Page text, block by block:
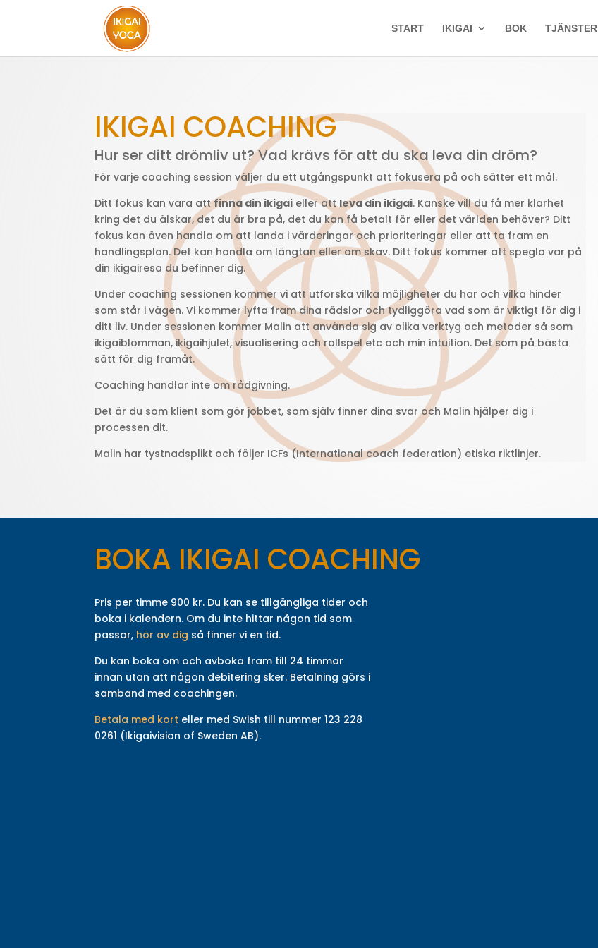
START IKIGAI BOK TJÄNSTER
IKIGAI COACHING
Hur ser ditt drömliv ut? Vad krävs för att du ska leva din dröm?
För varje coaching session väljer du ett utgångspunkt att fokusera på och sätter ett mål.
Ditt fokus kan vara attfinna din ikigai eller attleva din ikigai. Kanske vill du få mer klarhet
kring det du älskar, det du är bra på, det du kan få betalt för eller det världen behöver? Ditt
fokus kan även handla om att landa i värderingar och prioriteringar eller att ta fram en
handlingsplan. Det kan handla om längtan eller om skav. Ditt fokus kommer att spegla var på
din ikigairesa du befinner dig.
Under coaching sessionen kommer vi att utforska vilka möjligheter du har och vilka hinder
som står i vägen. Vi kommer lyfta fram dina rädslor och tydliggöra vad som är viktigt för dig i
ditt liv. Under sessionen kommer Malin att använda sig av olika verktyg och metoder så som
ikigaiblomman, ikigaihjulet, visualisering och rollspel etc och min intuition. Det som på bästa
sätt för dig framåt.
Coaching handlar inte om rådgivning.
Det är du som klient som gör jobbet, som själv finner dina svar och Malin hjälper dig i
processen dit.
Malin har tystnadsplikt och följer ICFs (International coach federation) etiska riktlinjer.
BOKA IKIGAI COACHING
Pris per timme 900 kr. Du kan se tillgängliga tider och
boka i kalendern. Om du inte hittar någon tid som
passar, hör av dig så finner vi en tid.
Du kan boka om och avboka fram till 24 timmar
innan utan att någon debitering sker. Betalning görs i
samband med coachingen.
Betala med kort eller med Swish till nummer 123 228
0261 (Ikigaivision of Sweden AB).